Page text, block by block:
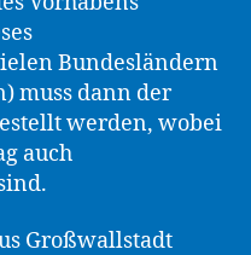
Bundesländern
muss dann der
werden, wobei
auch
Großwallstadt